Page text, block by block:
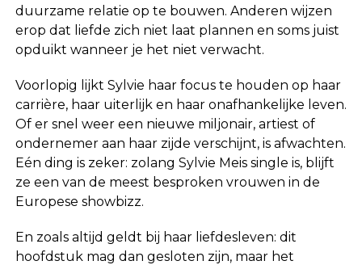
duurzame relatie op te bouwen. Anderen wijzen
erop dat liefde zich niet laat plannen en soms juist
opduikt wanneer je het niet verwacht.
Voorlopig lijkt Sylvie haar focus te houden op haar
carrière, haar uiterlijk en haar onafhankelijke leven.
Of er snel weer een nieuwe miljonair, artiest of
ondernemer aan haar zijde verschijnt, is afwachten.
Eén ding is zeker: zolang Sylvie Meis single is, blijft
ze een van de meest besproken vrouwen in de
Europese showbizz.
En zoals altijd geldt bij haar liefdesleven: dit
hoofdstuk mag dan gesloten zijn, maar het